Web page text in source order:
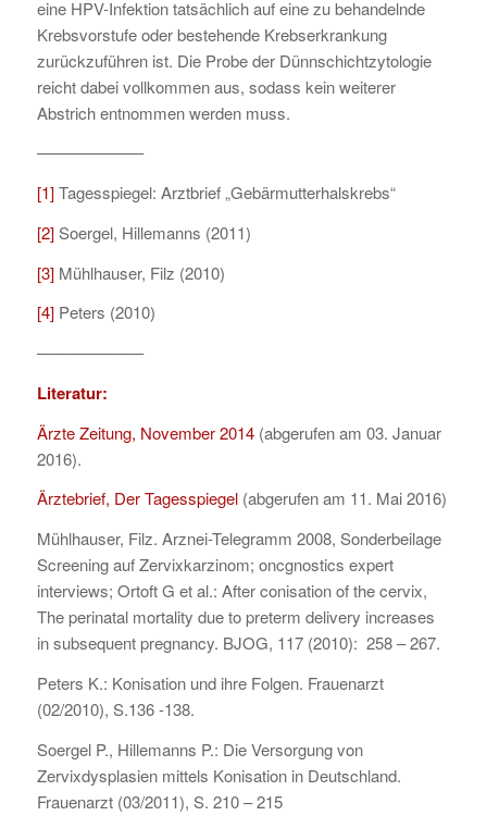
eine HPV-Infektion tatsächlich auf eine zu behandelnde
Krebsvorstufe oder bestehende Krebserkrankung
zurückzuführen ist. Die Probe der Dünnschichtzytologie
reicht dabei vollkommen aus, sodass kein weiterer
Abstrich entnommen werden muss.
——————–
[1]Tagesspiegel: Arztbrief „Gebärmutterhalskrebs“
[2]Soergel, Hillemanns (2011)
[3]Mühlhauser, Filz (2010)
[4]Peters (2010)
——————–
Literatur:
Ärzte Zeitung, November 2014(abgerufen am 03. Januar
2016).
Ärztebrief, Der Tagesspiegel(abgerufen am 11. Mai 2016)
Mühlhauser, Filz. Arznei-Telegramm 2008, Sonderbeilage
Screening auf Zervixkarzinom; oncgnostics expert
interviews; Ortoft G et al.: After conisation of the cervix,
The perinatal mortality due to preterm delivery increases
in subsequent pregnancy. BJOG, 117 (2010): 258 – 267.
Peters K.: Konisation und ihre Folgen. Frauenarzt
(02/2010), S.136 -138.
Soergel P., Hillemanns P.: Die Versorgung von
Zervixdysplasien mittels Konisation in Deutschland.
Frauenarzt (03/2011), S. 210 – 215